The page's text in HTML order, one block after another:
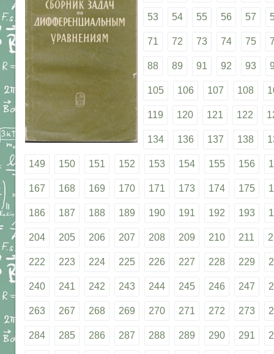
53 54 55 56 57
71 72 73 74 75
88 89 91 92 93
105 106 107 108
119 120 121 122
134 136 137 138
149 150 151 152 153 154 155 156
167 168 169 170 171 173 174 175
186 187 188 189 190 191 192 193
204 205 206 207 208 209 210 211
222 223 224 225 226 227 228 229
240 241 242 243 244 245 246 247
263 267 268 269 270 271 272 273
284 285 286 287 288 289 290 291